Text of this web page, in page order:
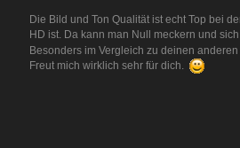
Die Bild und Ton Qualität ist echt Top bei
HD ist. Da kann man Null meckern und
Besonders im Vergleich zu deinen
Freut mich wirklich sehr für dich.